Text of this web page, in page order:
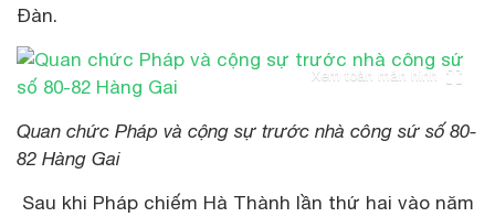
Đàn.
Xem toàn màn hình
Quan chức Pháp và cộng sự trước nhà công sứ số 80-
82 Hàng Gai
Sau khi Pháp chiếm Hà Thành lần thứ hai vào năm